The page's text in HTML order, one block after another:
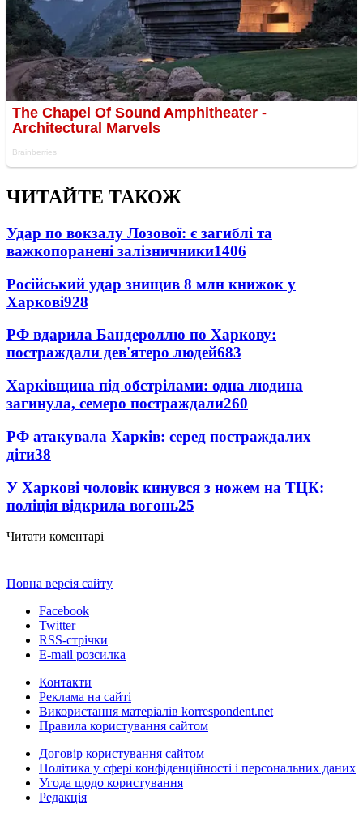
ЧИТАЙТЕ ТАКОЖ
Удар по вокзалу Лозової: є загиблі та
важкопоранені залізничники1406
Російський удар знищив 8 млн книжок у
Харкові928
РФ вдарила Бандероллю по Харкову:
постраждали дев'ятеро людей683
Харківщина під обстрілами: одна людина
загинула, семеро постраждали260
РФ атакувала Харків: серед постраждалих
діти38
У Харкові чоловік кинувся з ножем на ТЦК:
поліція відкрила вогонь25
Читати коментарі
Повна версія сайту
Facebook
Twitter
RSS-стрічки
E-mail розсилка
Контакти
Реклама на сайті
Використання матеріалів korrespondent.net
Правила користування сайтом
Договір користування сайтом
Політика у сфері конфіденційності і персональних даних
Угода щодо користування
Редакція